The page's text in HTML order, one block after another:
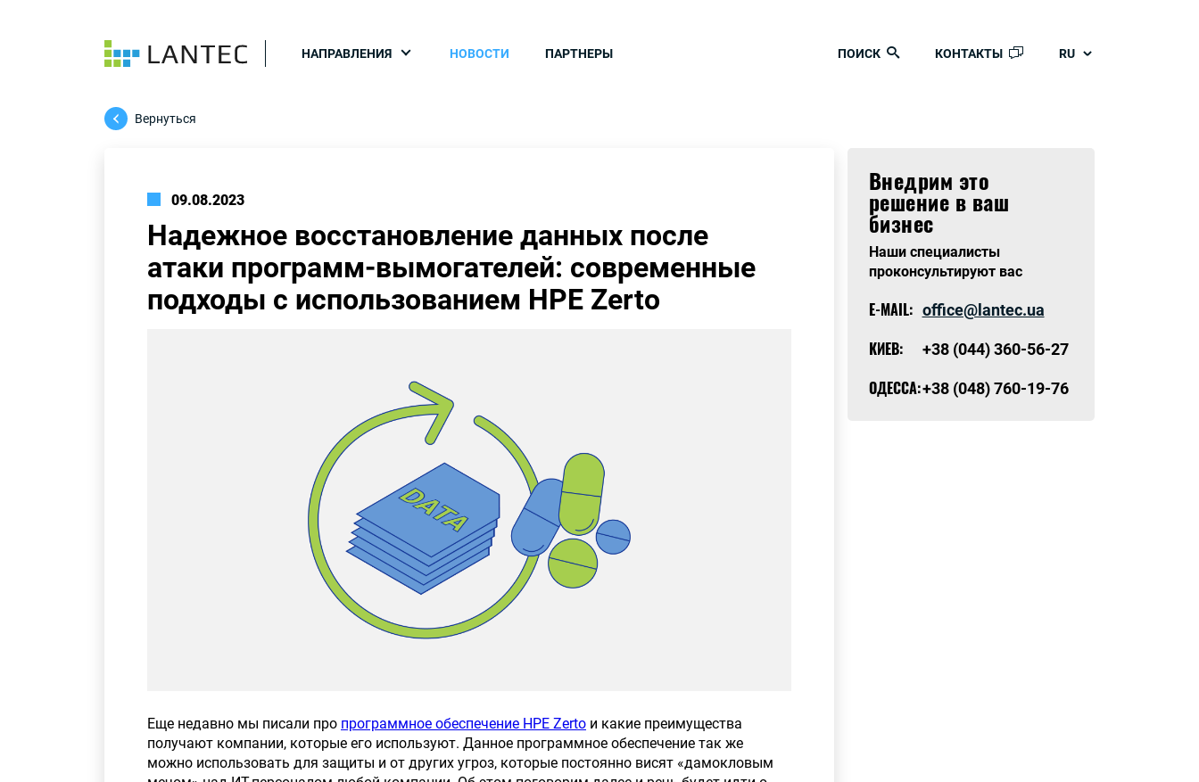
НАПРАВЛЕНИЯ НОВОСТИ ПАРТНЕРЫ ПОИСК КОНТАКТЫ RU
Вернуться
09.08.2023
Надежное восстановление данных после
атаки программ-вымогателей: современные
подходы с использованием HPE Zerto
Еще недавно мы писали про программное обеспечение HPE Zerto и какие преимущества
получают компании, которые его используют. Данное программное обеспечение так же
можно использовать для защиты и от других угроз, которые постоянно висят «дамокловым
Внедрим это
решение в ваш
бизнес
Наши специалисты
проконсультируют вас
E-MAIL: office@lantec.ua
КИЕВ: +38 (044) 360-56-27
ОДЕСCА:+38 (048) 760-19-76